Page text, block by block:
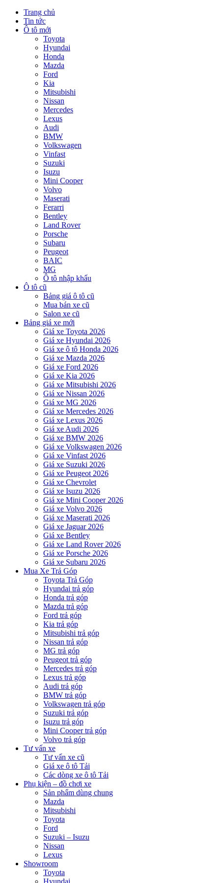
Trang chủ
Tin tức
Ô tô mới
Toyota
Hyundai
Honda
Mazda
Ford
Kia
Mitsubishi
Nissan
Mercedes
Lexus
Audi
BMW
Volkswagen
Vinfast
Suzuki
Isuzu
Mini Cooper
Volvo
Maserati
Ferarri
Bentley
Land Rover
Porsche
Subaru
Peugeot
BAIC
MG
Ô tô nhập khẩu
Ô tô cũ
Bảng giá ô tô cũ
Mua bán xe cũ
Salon xe cũ
Bảng giá xe mới
Giá xe Toyota 2026
Giá xe Hyundai 2026
Giá xe ô tô Honda 2026
Giá xe Mazda 2026
Giá xe Ford 2026
Giá xe Kia 2026
Giá xe Mitsubishi 2026
Giá xe Nissan 2026
Giá xe MG 2026
Giá xe Mercedes 2026
Giá xe Lexus 2026
Giá xe Audi 2026
Giá xe BMW 2026
Giá xe Volkswagen 2026
Giá xe Vinfast 2026
Giá xe Suzuki 2026
Giá xe Peugeot 2026
Giá xe Chevrolet
Giá xe Isuzu 2026
Giá xe Mini Cooper 2026
Giá xe Volvo 2026
Giá xe Maserati 2026
Giá xe Jaguar 2026
Giá xe Bentley
Giá xe Land Rover 2026
Giá xe Porsche 2026
Giá xe Subaru 2026
Mua Xe Trả Góp
Toyota Trả Góp
Hyundai trả góp
Honda trả góp
Mazda trả góp
Ford trả góp
Kia trả góp
Mitsubishi trả góp
Nissan trả góp
MG trả góp
Peugeot trả góp
Mercedes trả góp
Lexus trả góp
Audi trả góp
BMW trả góp
Volkswagen trả góp
Suzuki trả góp
Isuzu trả góp
Mini Cooper trả góp
Volvo trả góp
Tư vấn xe
Tư vấn xe cũ
Giá xe ô tô Tải
Các dòng xe ô tô Tải
Phụ kiện – đồ chơi xe
Sản phẩm dùng chung
Mazda
Mitsubishi
Toyota
Ford
Suzuki – Isuzu
Nissan
Lexus
Showroom
Toyota
Hyundai